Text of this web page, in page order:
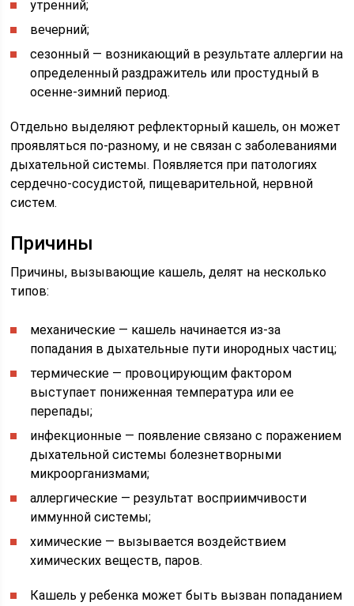
утренний;
вечерний;
сезонный — возникающий в результате аллергии на
определенный раздражитель или простудный в
осенне-зимний период.
Отдельно выделяют рефлекторный кашель, он может
проявляться по-разному, и не связан с заболеваниями
дыхательной системы. Появляется при патологиях
сердечно-сосудистой, пищеварительной, нервной
систем.
Причины
Причины, вызывающие кашель, делят на несколько
типов:
механические — кашель начинается из-за
попадания в дыхательные пути инородных частиц;
термические — провоцирующим фактором
выступает пониженная температура или ее
перепады;
инфекционные — появление связано с поражением
дыхательной системы болезнетворными
микроорганизмами;
аллергические — результат восприимчивости
иммунной системы;
химические — вызывается воздействием
химических веществ, паров.
Кашель у ребенка может быть вызван попаданием